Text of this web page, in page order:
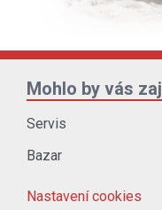
Mohlo by vás
Servis
Bazar
Nastavení cookies